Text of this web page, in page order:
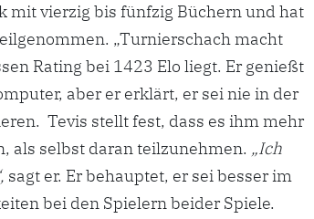
mit vierzig bis fünfzig Büchern und hat
„Turnierschach macht
Rating bei 1423 Elo liegt. Er genießt
aber er erklärt, er sei nie in der
Tevis stellt fest, dass es ihm mehr
als selbst daran teilzunehmen. „Ich
sagt er. Er behauptet, er sei besser im
bei den Spielern beider Spiele.